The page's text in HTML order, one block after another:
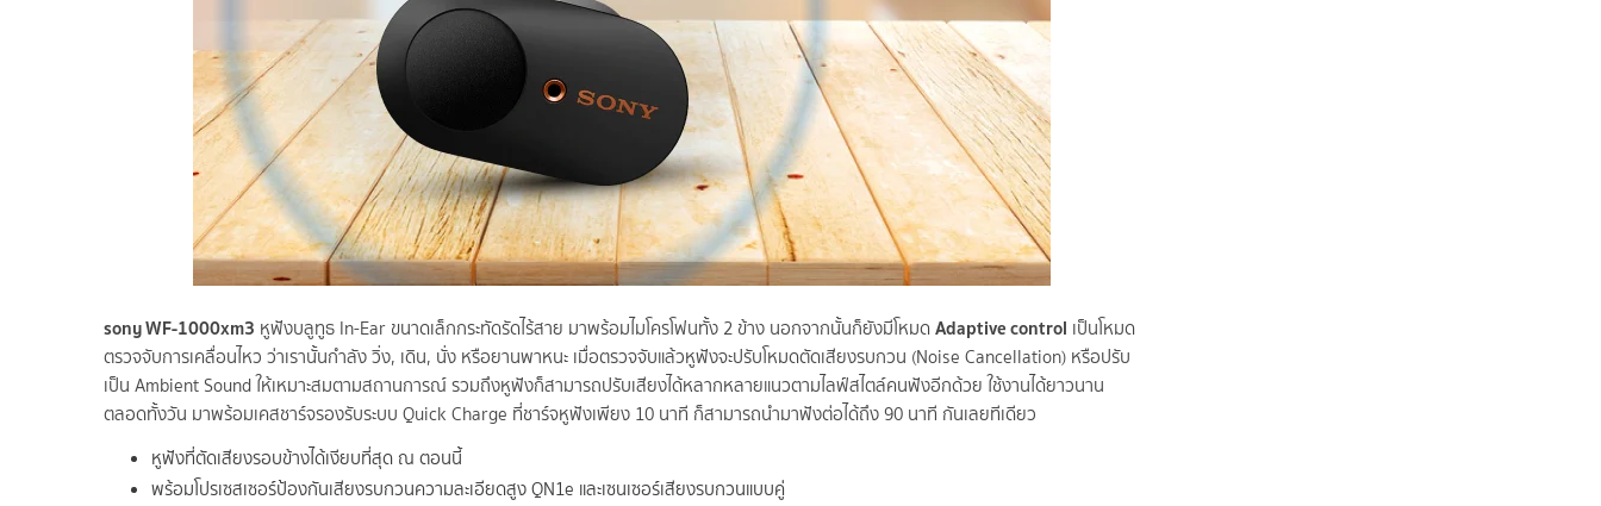
sony WF-1000xm3 หูฟังบลูทูธ In-Ear ขนาดเล็กกระทัดรัดไร้สาย มาพร้อมไมโครโฟนทั้ง 2 ข้าง นอกจากนั้นก็ยังมีโหมดAdaptive control เป็นโหมด
ตรวจจับการเคลื่อนไหว ว่าเรานั้นกำลัง วิ่ง, เดิน, นั่ง หรือยานพาหนะ เมื่อตรวจจับแล้วหูฟังจะปรับโหมดตัดเสียงรบกวน (Noise Cancellation) หรือปรับ
เป็น Ambient Sound ให้เหมาะสมตามสถานการณ์ รวมถึงหูฟังก็สามารถปรับเสียงได้หลากหลายแนวตามไลฟ์สไตล์คนฟังอีกด้วย ใช้งานได้ยาวนาน
ตลอดทั้งวัน มาพร้อมเคสชาร์จรองรับระบบ Quick Charge ที่ชาร์จหูฟังเพียง 10 นาที ก็สามารถนำมาฟังต่อได้ถึง 90 นาที กันเลยทีเดียว
หูฟังที่ตัดเสียงรอบข้างได้เงียบที่สุด ณ ตอนนี้
พร้อมโปรเซสเซอร์ป้องกันเสียงรบกวนความละเอียดสูง QN1e และเซนเซอร์เสียงรบกวนแบบคู่